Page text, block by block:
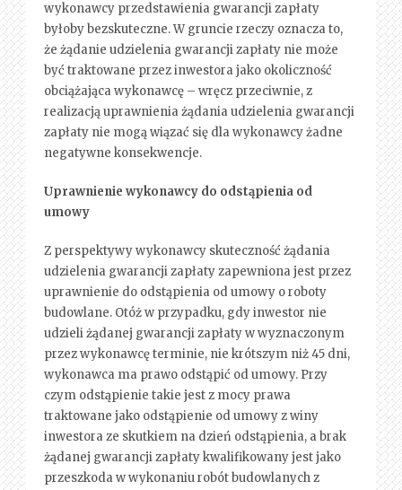
wykonawcy przedstawienia gwarancji zapłaty
byłoby bezskuteczne. W gruncie rzeczy oznacza to,
że żądanie udzielenia gwarancji zapłaty nie może
być traktowane przez inwestora jako okoliczność
obciążająca wykonawcę – wręcz przeciwnie, z
realizacją uprawnienia żądania udzielenia gwarancji
zapłaty nie mogą wiązać się dla wykonawcy żadne
negatywne konsekwencje.
Uprawnienie wykonawcy do odstąpienia od
umowy
Z perspektywy wykonawcy skuteczność żądania
udzielenia gwarancji zapłaty zapewniona jest przez
uprawnienie do odstąpienia od umowy o roboty
budowlane. Otóż w przypadku, gdy inwestor nie
udzieli żądanej gwarancji zapłaty w wyznaczonym
przez wykonawcę terminie, nie krótszym niż 45 dni,
wykonawca ma prawo odstąpić od umowy. Przy
czym odstąpienie takie jest z mocy prawa
traktowane jako odstąpienie od umowy z winy
inwestora ze skutkiem na dzień odstąpienia, a brak
żądanej gwarancji zapłaty kwalifikowany jest jako
przeszkoda w wykonaniu robót budowlanych z